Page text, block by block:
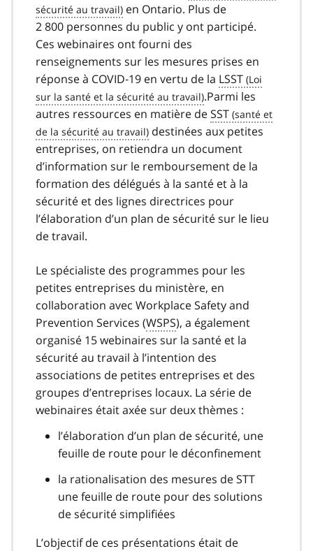
en Ontario. Plus de
2 800 personnes du public y ont participé.
Ces webinaires ont fourni des
renseignements sur les mesures prises en
réponse à COVID‑19 en vertu de la LSST
.Parmi les
autres ressources en matière deSST
destinées aux petites
entreprises, on retiendra un document
d’information sur le remboursement de la
formation des délégués à la santé et à la
sécurité et des lignes directrices pour
l’élaboration d’un plan de sécurité sur le lieu
de travail.
Le spécialiste des programmes pour les
petites entreprises du ministère, en
collaboration avec Workplace Safety and
Prevention Services (WSPS), a également
organisé 15 webinaires sur la santé et la
sécurité au travail à l’intention des
associations de petites entreprises et des
groupes d’entreprises locaux. La série de
webinaires était axée sur deux thèmes :
l’élaboration d’un plan de sécurité, une
feuille de route pour le déconfinement
la rationalisation des mesures de STT
une feuille de route pour des solutions
de sécurité simplifiées
L’objectif de ces présentations était de